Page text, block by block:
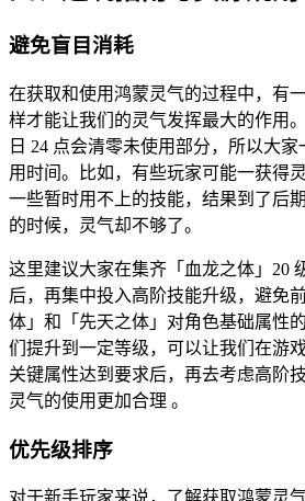
避免盲目消耗
在获取和使用鸿蒙灵气的过程中，有
样才能让我们的灵气发挥最大的作用
日 24 点会清零未使用部分，所以大
用时间。比如，有些玩家可能一获得
一些暂时用不上的技能，结果到了后
的时候，灵气却不够了。
这里建议大家在集齐「血龙之体」20
后，再集中投入高阶技能升级，避免
体」和「先天之体」对角色基础属性
们提升到一定等级，可以让我们在游
关键属性达到要求后，再去考虑高阶
灵气的使用更加合理 。
优先级排序